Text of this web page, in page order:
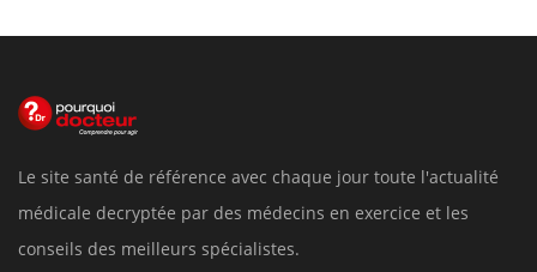
Le site santé de référence avec chaque jour toute l'actualité
médicale decryptée par des médecins en exercice et les
conseils des meilleurs spécialistes.